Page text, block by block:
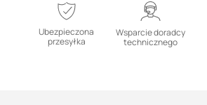
Ubezpieczona
przesyłka
Wsparcie doradcy
technicznego